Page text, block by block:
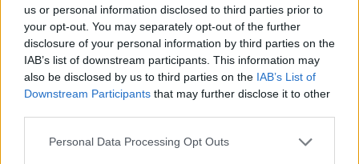
us or personal information disclosed to third parties prior to
your opt-out. You may separately opt-out of the further
disclosure of your personal information by third parties on the
IAB’s list of downstream participants. This information may
also be disclosed by us to third parties on the IAB’s List of
Downstream Participants that may further disclose it to other
Please note that this website/app uses one or more Google
Personal Data Processing Opt Outs
Ricevi le nostre ultime news